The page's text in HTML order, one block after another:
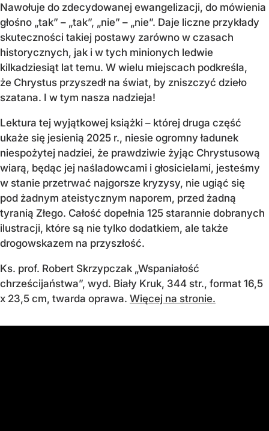
Nawołuje do zdecydowanej ewangelizacji, do mówienia
głośno „tak” – „tak”, „nie” – „nie”. Daje liczne przykłady
skuteczności takiej postawy zarówno w czasach
historycznych, jak i w tych minionych ledwie
kilkadziesiąt lat temu. W wielu miejscach podkreśla,
że Chrystus przyszedł na świat, by zniszczyć dzieło
szatana. I w tym nasza nadzieja!
Lektura tej wyjątkowej książki – której druga część
ukaże się jesienią 2025 r., niesie ogromny ładunek
niespożytej nadziei, że prawdziwie żyjąc Chrystusową
wiarą, będąc jej naśladowcami i głosicielami, jesteśmy
w stanie przetrwać najgorsze kryzysy, nie ugiąć się
pod żadnym ateistycznym naporem, przed żadną
tyranią Złego. Całość dopełnia 125 starannie dobranych
ilustracji, które są nie tylko dodatkiem, ale także
drogowskazem na przyszłość.
Ks. prof. Robert Skrzypczak „Wspaniałość
chrześcijaństwa”, wyd. Biały Kruk, 344 str., format 16,5
x 23,5 cm, twarda oprawa. Więcej na stronie.